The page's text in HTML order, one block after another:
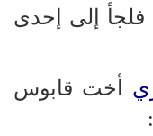
إلى إحدى
أخت قابوس